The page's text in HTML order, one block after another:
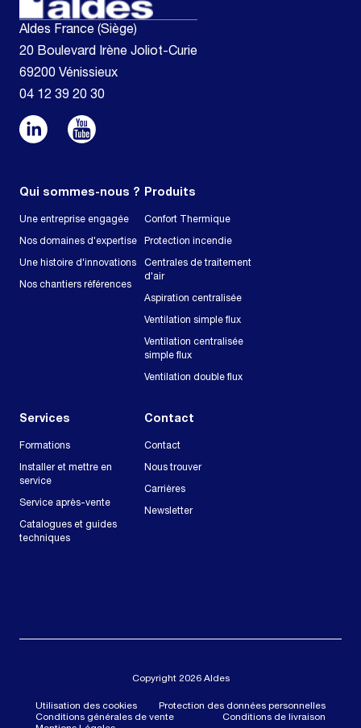
Aldes France (Siège)
20 Boulevard Irène Joliot-Curie
69200 Vénissieux
04 12 39 20 30
Qui sommes-nous ?
Une entreprise engagée
Nos domaines d'expertise
Une histoire d'innovations
Nos chantiers références
Produits
Confort Thermique
Protection incendie
Centrales de traitement
d'air
Aspiration centralisée
Ventilation simple flux
Ventilation centralisée
simple flux
Ventilation double flux
Services
Formations
Installer et mettre en
service
Service après-vente
Catalogues et guides
techniques
Contact
Contact
Nous trouver
Carrières
Newsletter
Copyright 2026 Aldes
Utilisation des cookies
Protection des données personnelles
Conditions générales de vente
Conditions de livraison